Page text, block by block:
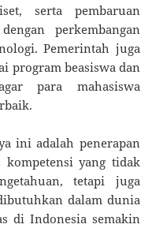
serta pembaruan
perkembangan
Pemerintah juga
program beasiswa dan
para mahasiswa
ini adalah penerapan
kompetensi yang tidak
tetapi juga
dalam dunia
di Indonesia semakin